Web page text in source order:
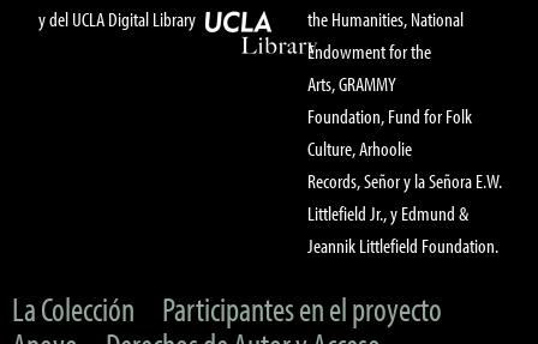
y del UCLA Digital Library
the Humanities, National
Endowment for the
Arts, GRAMMY
Foundation, Fund for Folk
Culture, Arhoolie
Records, Señor y la Señora E.W.
Littlefield Jr., y Edmund &
Jeannik Littlefield Foundation.
La Colección
Participantes en el proyecto